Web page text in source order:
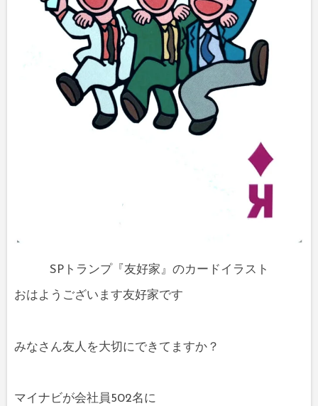
SPトランプ『友好家』のカードイラスト
おはようございます友好家です
みなさん友人を大切にできてますか？
マイナビが会社員502名に